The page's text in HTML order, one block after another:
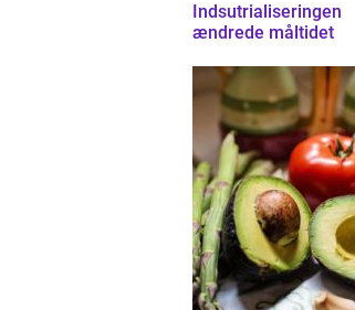
Indsutrialiseringen
ændrede måltidet